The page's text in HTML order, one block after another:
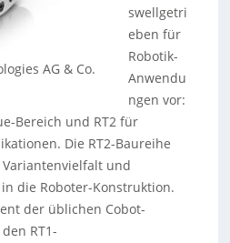
AG & Co.
swellgetri
eben für
Robotik-
Anwendu
ngen vor:
Bereich und RT2 für
Die RT2-Baureihe
und
die Roboter-Konstruktion.
der üblichen Cobot-
RT1-